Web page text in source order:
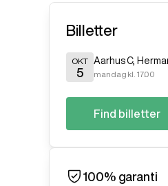
Billetter
OKT
5
Aarhus C,
mandag kl. 17.00
Find billetter
100% garanti